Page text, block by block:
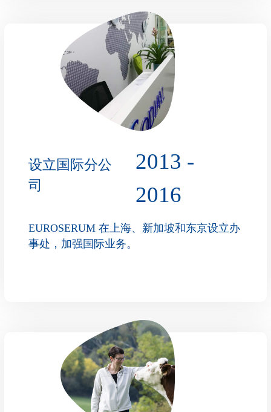
设立国际分公
司
2013 -
2016
EUROSERUM 在上海、新加坡和东京设立办
事处，加强国际业务。